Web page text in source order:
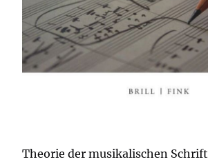
Theorie der musikalischen Schrift